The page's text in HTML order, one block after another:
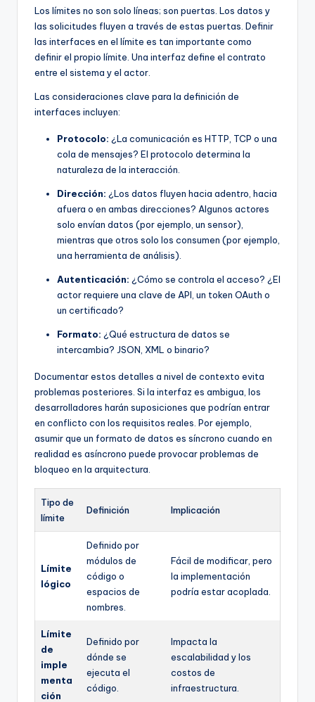
Los límites no son solo líneas; son puertas. Los datos y
las solicitudes fluyen a través de estas puertas. Definir
las interfaces en el límite es tan importante como
definir el propio límite. Una interfaz define el contrato
entre el sistema y el actor.
Las consideraciones clave para la definición de
interfaces incluyen:
Protocolo: ¿La comunicación es HTTP, TCP o una
cola de mensajes? El protocolo determina la
naturaleza de la interacción.
Dirección: ¿Los datos fluyen hacia adentro, hacia
afuera o en ambas direcciones? Algunos actores
solo envían datos (por ejemplo, un sensor),
mientras que otros solo los consumen (por ejemplo,
una herramienta de análisis).
Autenticación: ¿Cómo se controla el acceso? ¿El
actor requiere una clave de API, un token OAuth o
un certificado?
Formato: ¿Qué estructura de datos se
intercambia? JSON, XML o binario?
Documentar estos detalles a nivel de contexto evita
problemas posteriores. Si la interfaz es ambigua, los
desarrolladores harán suposiciones que podrían entrar
en conflicto con los requisitos reales. Por ejemplo,
asumir que un formato de datos es síncrono cuando en
realidad es asíncrono puede provocar problemas de
bloqueo en la arquitectura.
Tipo de
límite
Definición Implicación
Límite
lógico
Definido por
módulos de
código o
espacios de
nombres.
Fácil de modificar, pero
la implementación
podría estar acoplada.
Límite
de
imple
menta
ción
Definido por
dónde se
ejecuta el
código.
Impacta la
escalabilidad y los
costos de
infraestructura.